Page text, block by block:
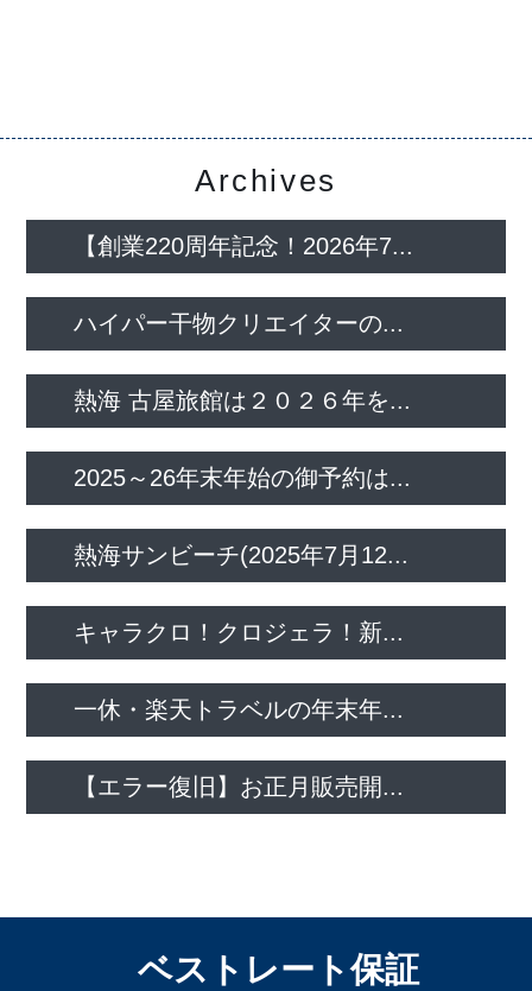
Archives
【創業220周年記念！2026年7...
ハイパー干物クリエイターの...
熱海 古屋旅館は２０２６年を...
2025～26年末年始の御予約は...
熱海サンビーチ(2025年7月12...
キャラクロ！クロジェラ！新...
一休・楽天トラベルの年末年...
【エラー復旧】お正月販売開...
ベストレート保証